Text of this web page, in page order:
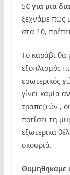
5€ για μια
ξεχνάμε πως
στα 10,
Το καράβι θα
εξοπλισμός
εσωτερικός
γίνει καμία
τραπεζιών ,
ποτίσει τη
εξωτερικά
σκουριά.
Θυμηθηκαμε